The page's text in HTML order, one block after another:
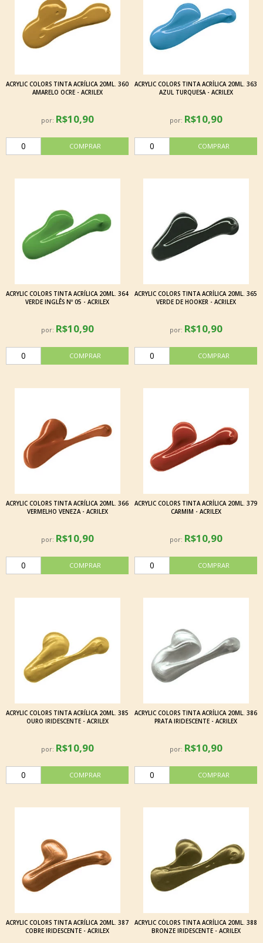
ACRYLIC COLORS TINTA ACRÍLICA 20ML. 360
AMARELO OCRE - ACRILEX
por: R$10,90
ACRYLIC COLORS TINTA ACRÍLICA 20ML. 363
AZUL TURQUESA - ACRILEX
por: R$10,90
ACRYLIC COLORS TINTA ACRÍLICA 20ML. 364
VERDE INGLÊS Nº 05 - ACRILEX
por: R$10,90
ACRYLIC COLORS TINTA ACRÍLICA 20ML. 365
VERDE DE HOOKER - ACRILEX
por: R$10,90
ACRYLIC COLORS TINTA ACRÍLICA 20ML. 366
VERMELHO VENEZA - ACRILEX
por: R$10,90
ACRYLIC COLORS TINTA ACRÍLICA 20ML. 379
CARMIM - ACRILEX
por: R$10,90
ACRYLIC COLORS TINTA ACRÍLICA 20ML. 385
OURO IRIDESCENTE - ACRILEX
por: R$10,90
ACRYLIC COLORS TINTA ACRÍLICA 20ML. 386
PRATA IRIDESCENTE - ACRILEX
por: R$10,90
ACRYLIC COLORS TINTA ACRÍLICA 20ML. 387
COBRE IRIDESCENTE - ACRILEX
ACRYLIC COLORS TINTA ACRÍLICA 20ML. 388
BRONZE IRIDESCENTE - ACRILEX